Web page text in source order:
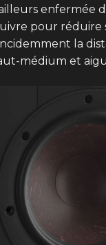
enfermée
pour réduire
la
médium et